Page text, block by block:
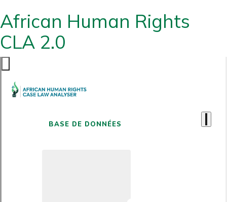
African Human Rights
CLA 2.0
BASE DE DONNÉES